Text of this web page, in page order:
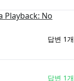
Playback: No
답변 1개
답변 1개